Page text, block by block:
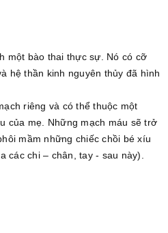
một bào thai thực sự. Nó có cỡ
hệ thần kinh nguyên thủy đã hình
riêng và có thể thuộc một
của mẹ. Những mạch máu sẽ trở
mầm những chiếc chồi bé xíu
các chi – chân, tay - sau này).